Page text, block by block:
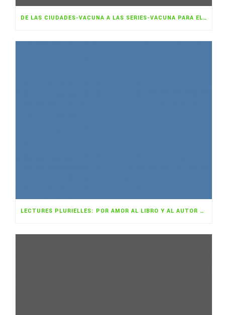
DE LAS CIUDADES-VACUNA A LAS SERIES-VACUNA PARA EL CAMBIO CLIMÁTICO
LECTURES PLURIELLES: POR AMOR AL LIBRO Y AL AUTOR NOVEL